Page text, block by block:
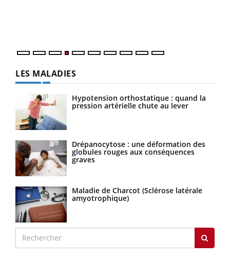
LES MALADIES
Hypotension orthostatique : quand la
pression artérielle chute au lever
Drépanocytose : une déformation des
globules rouges aux conséquences
graves
Maladie de Charcot (Sclérose latérale
amyotrophique)